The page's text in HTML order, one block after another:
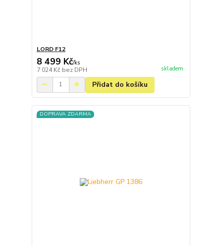
LORD F12
8 499 Kč/ks
7 024 Kč bez DPH skladem
Přidat do košíku
DOPRAVA ZDARMA